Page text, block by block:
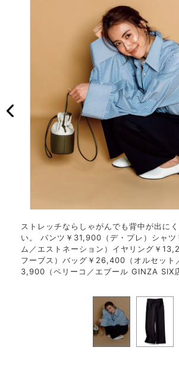
ストレッチならしゃがんでも背中が出に
い。 パンツ￥31,900（デ・プレ）シャツ
ム／エストネーション）イヤリング￥
フーブス）バッグ￥26,400（オルセット
3,900（ペリーコ／エブール GINZA SIX